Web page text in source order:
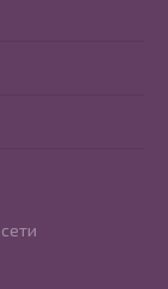
в Telegram